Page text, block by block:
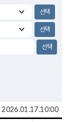
2026.01.17.10:00